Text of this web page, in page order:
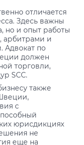
отличается
Здесь важны
но и опыт работы
арбитрами и
Адвокат по
должен
торговли,
SCC.
также
с
юрисдикциях
не
еще на